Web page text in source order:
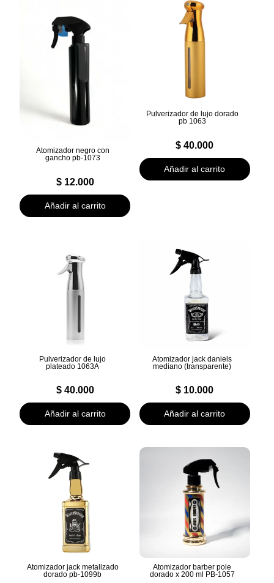
Atomizador negro con
gancho pb-1073
$12.000
Añadir al carrito
Pulverizador de lujo dorado
pb 1063
$ 40.000
Añadir al carrito
Pulverizador de lujo
plateado 1063A
$40.000
Añadir al carrito
Atomizador jack daniels
mediano (transparente)
$ 10.000
Añadir al carrito
Atomizador jack metalizado
dorado pb-1099b
Atomizador barber pole
dorado x 200 ml PB-1057